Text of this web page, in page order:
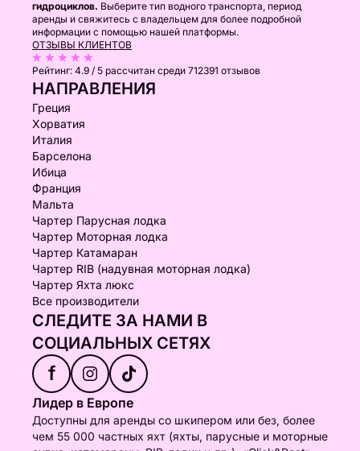
гидроциклов. Выберите тип водного транспорта, период
аренды и свяжитесь с владельцем для более подробной
информации с помощью нашей платформы.
ОТЗЫВЫ КЛИЕНТОВ
Рейтинг: 4.9 / 5 рассчитан среди 712391 отзывов
НАПРАВЛЕНИЯ
Греция
Хорватия
Италия
Барселона
Ибица
Франция
Мальта
Чартер Парусная лодка
Чартер Моторная лодка
Чартер Катамаран
Чартер RIB (надувная моторная лодка)
Чартер Яхта люкс
Все производители
СЛЕДИТЕ ЗА НАМИ В
СОЦИАЛЬНЫХ СЕТЯХ
f
Лидер в Европе
Доступны для аренды со шкипером или без, более
чем 55 000 частных яхт (яхты, парусные и моторные